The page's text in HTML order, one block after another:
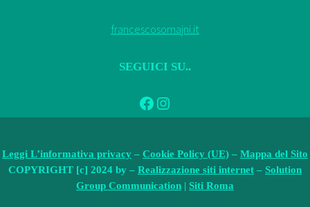
francescosomajni.it
SEGUICI SU..
Facebook
Instagram
Leggi L’informativa privacy – Cookie Policy (UE) – Mappa del Sito
COPYRIGHT [c] 2024 by – Realizzazione siti internet – Solution
Group Communication | Siti Roma